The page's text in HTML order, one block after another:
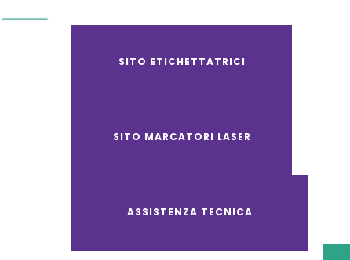
SITO ETICHETTATRICI
SITO MARCATORI LASER
ASSISTENZA TECNICA